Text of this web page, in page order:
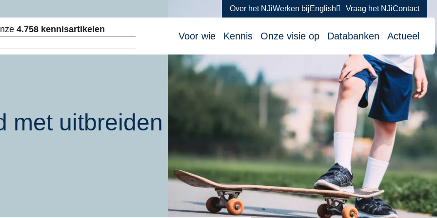
Over het NJiWerken bijEnglish Vraag het NJiContact
Voor wie Kennis Onze visie op Databanken Actueel
4.758 kennisartikelen
met uitbreiden